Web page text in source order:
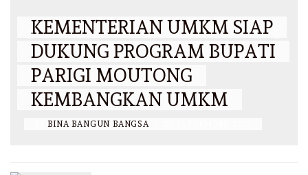
KEMENTERIAN UMKM SIAP
DUKUNG PROGRAM BUPATI
PARIGI MOUTONG
KEMBANGKAN UMKM
BINA BANGUN BANGSA